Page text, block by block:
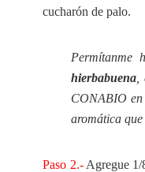
cucharón de palo.
Permítanme
hierbabuena
CONABIO en
aromática
Paso 2.-Agregue 1/